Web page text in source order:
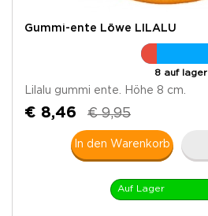
Gummi-ente Löwe LILALU
8 auf lager
Lilalu gummi ente. Höhe 8 cm.
€ 8,46 € 9,95
In den Warenkorb
Auf Lager